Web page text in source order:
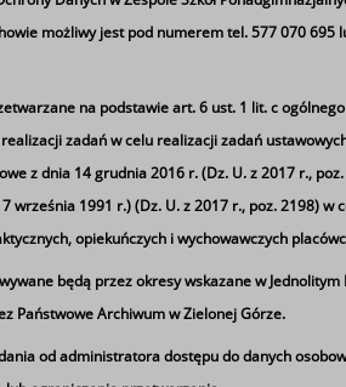
Ta strona wykorzystuje pliki cookie
możliwy jest pod numerem tel. 577 070 695
na podstawie art. 6 ust. 1 lit. c
zadań w celu realizacji zadań
z dnia 14 grudnia 2016 r. (Dz. U. z 2017 r.,
września 1991 r.) (Dz. U. z 2017 r., poz. 2198) w
opiekuńczych i wychowawczych
będą przez okresy wskazane w Jednolitym
Państwowe Archiwum w Zielonej Górze.
od administratora dostępu do danych